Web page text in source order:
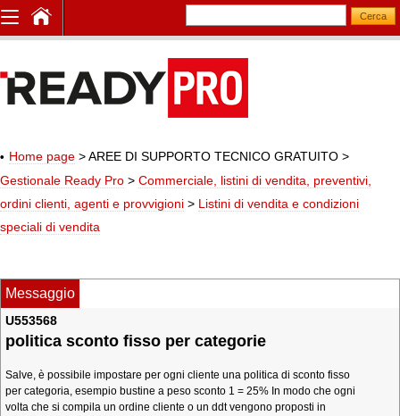
Home page > AREE DI SUPPORTO TECNICO GRATUITO >
Gestionale Ready Pro > Commerciale, listini di vendita, preventivi,
ordini clienti, agenti e provvigioni > Listini di vendita e condizioni
speciali di vendita
Messaggio
U553568
politica sconto fisso per categorie
Salve, è possibile impostare per ogni cliente una politica di sconto fisso
per categoria, esempio bustine a peso sconto 1 = 25% In modo che ogni
volta che si compila un ordine cliente o un ddt vengono proposti in